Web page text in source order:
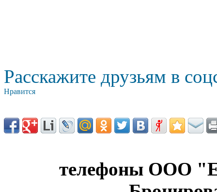
Расскажите друзьям в
Нравится
телефоны ООО